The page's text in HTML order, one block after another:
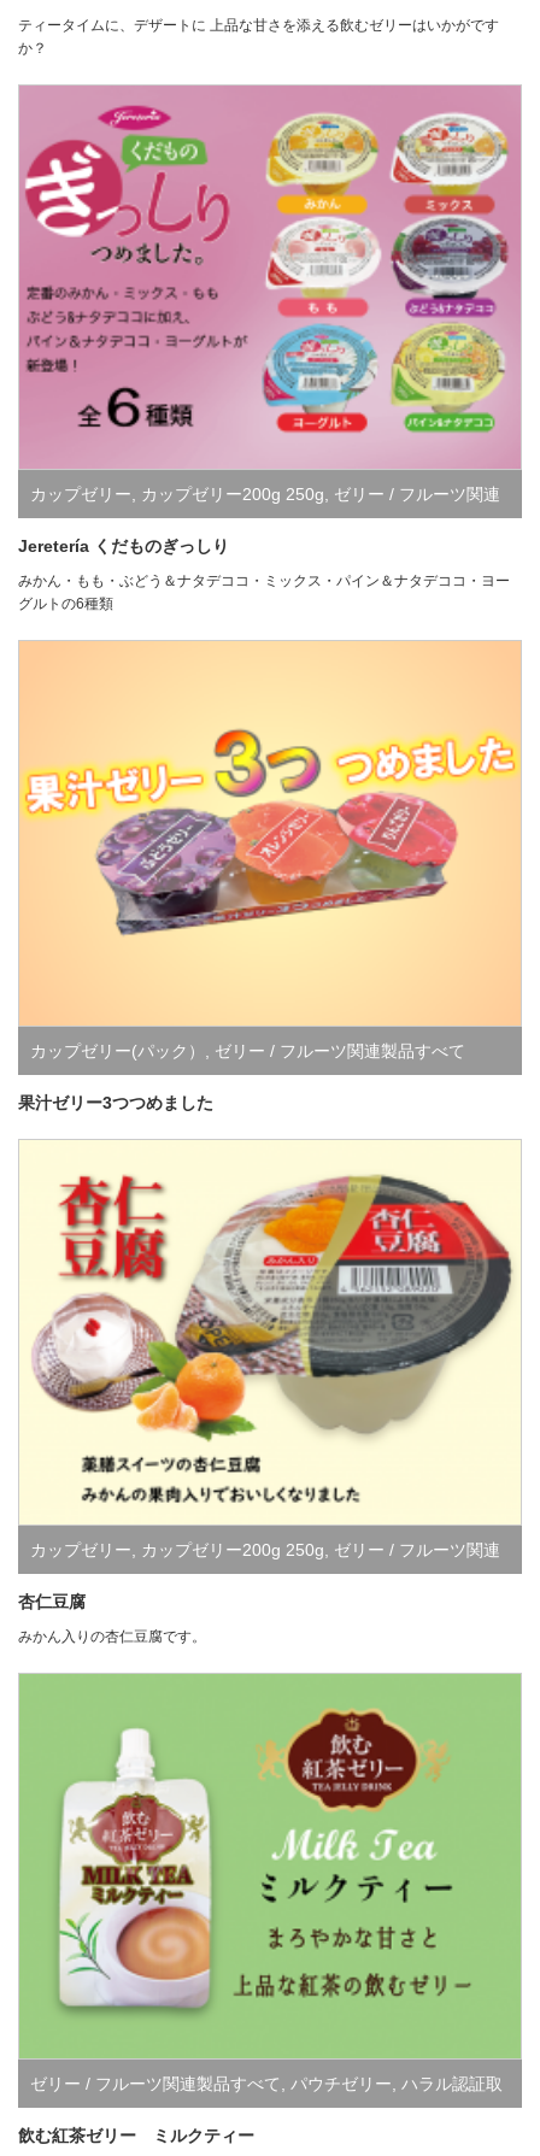
ティータイムに、デザートに 上品な甘さを添える飲むゼリーはいかがです
か？
カップゼリー, カップゼリー200g 250g, ゼリー / フルーツ関連
製品すべて,ハラル認証取得商品
Jeretería くだものぎっしり
みかん・もも・ぶどう＆ナタデココ・ミックス・パイン＆ナタデココ・ヨー
グルトの6種類
カップゼリー(パック） ゼリー / フルーツ関連製品すべて
果汁ゼリー3つつめました
カップゼリー カップゼリー200g 250g ゼリー / フルーツ関連
製品すべて
杏仁豆腐
みかん入りの杏仁豆腐です。
ゼリー / フルーツ関連製品すべて パウチゼリー ハラル認証取
得商品
飲む紅茶ゼリー ミルクティー